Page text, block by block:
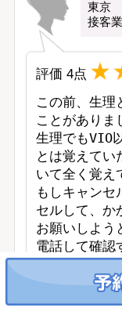
東京
接客業
評価 4点
この前、生理
ことがありま
生理でもVIO
とは覚えてい
いて全く覚え
もしキャンセ
セルして、か
お願いしよう
電話して確認
ルが無料との
予約日の2日
ができました